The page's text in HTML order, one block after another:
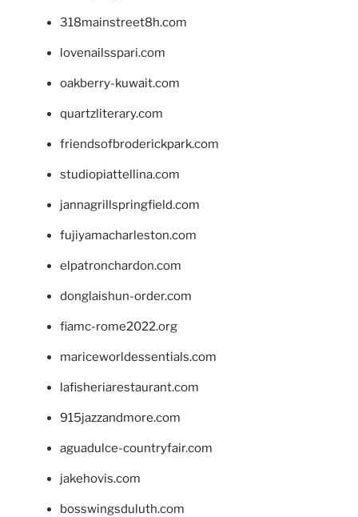
318mainstreet8h.com
lovenailsspari.com
oakberry-kuwait.com
quartzliterary.com
friendsofbroderickpark.com
studiopiattellina.com
jannagrillspringfield.com
fujiyamacharleston.com
elpatronchardon.com
donglaishun-order.com
fiamc-rome2022.org
mariceworldessentials.com
lafisheriarestaurant.com
915jazzandmore.com
aguadulce-countryfair.com
jakehovis.com
bosswingsduluth.com